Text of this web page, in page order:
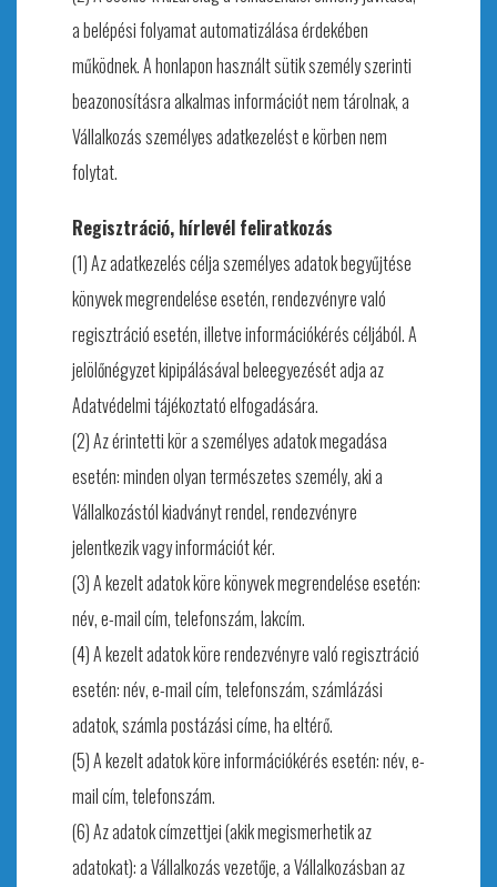
a belépési folyamat automatizálása érdekében
működnek. A honlapon használt sütik személy szerinti
beazonosításra alkalmas információt nem tárolnak, a
Vállalkozás személyes adatkezelést e körben nem
folytat.
Regisztráció, hírlevél feliratkozás
(1) Az adatkezelés célja személyes adatok begyűjtése
könyvek megrendelése esetén, rendezvényre való
regisztráció esetén, illetve információkérés céljából. A
jelölőnégyzet kipipálásával beleegyezését adja az
Adatvédelmi tájékoztató elfogadására.
(2) Az érintetti kör a személyes adatok megadása
esetén: minden olyan természetes személy, aki a
Vállalkozástól kiadványt rendel, rendezvényre
jelentkezik vagy információt kér.
(3) A kezelt adatok köre könyvek megrendelése esetén:
név, e-mail cím, telefonszám, lakcím.
(4) A kezelt adatok köre rendezvényre való regisztráció
esetén: név, e-mail cím, telefonszám, számlázási
adatok, számla postázási címe, ha eltérő.
(5) A kezelt adatok köre információkérés esetén: név, e-
mail cím, telefonszám.
(6) Az adatok címzettjei (akik megismerhetik az
adatokat): a Vállalkozás vezetője, a Vállalkozásban az